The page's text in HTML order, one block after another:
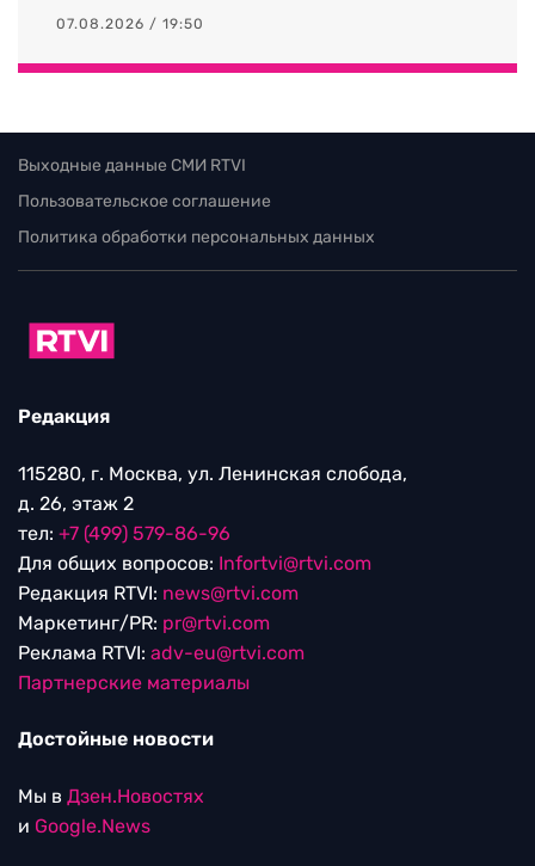
07.08.2026 / 19:50
Выходные данные СМИ RTVI
Пользовательское соглашение
Политика обработки персональных данных
Редакция
115280, г. Москва, ул. Ленинская слобода,
д. 26, этаж 2
тел: +7 (499) 579-86-96
Для общих вопросов: Infortvi@rtvi.com
Редакция RTVI: news@rtvi.com
Маркетинг/PR: pr@rtvi.com
Реклама RTVI: adv-eu@rtvi.com
Партнерские материалы
Достойные новости
Мы в Дзен.Новостях
и Google.News